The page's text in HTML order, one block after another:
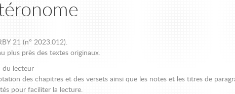
21 (n° 2023.012).
plus près des textes originaux.
du lecteur
des chapitres et des versets ainsi que les notes et les titres de
pour faciliter la lecture.